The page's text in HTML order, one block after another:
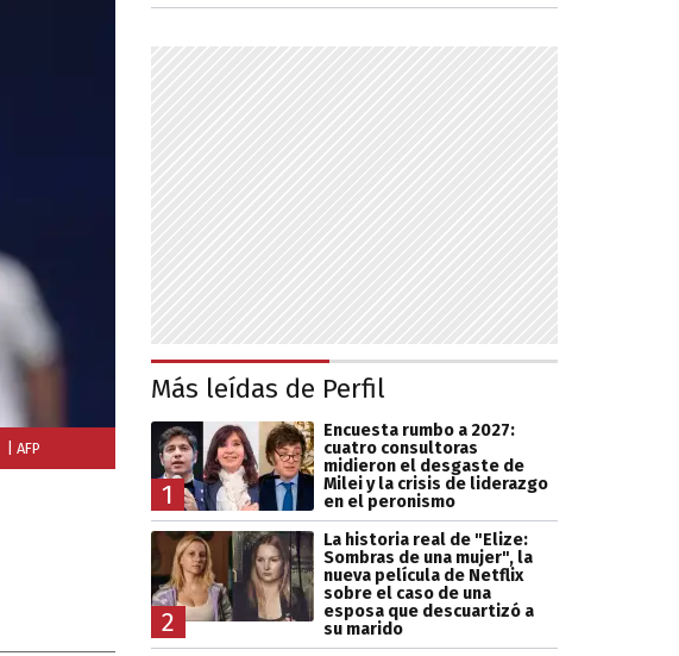
| AFP
Más leídas de Perfil
1
Encuesta rumbo a 2027:
cuatro consultoras
midieron el desgaste de
Milei y la crisis de liderazgo
en el peronismo
2
La historia real de "Elize:
Sombras de una mujer", la
nueva película de Netflix
sobre el caso de una
esposa que descuartizó a
su marido